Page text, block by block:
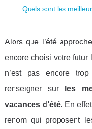
Quels sont les
Alors que l’été
encore choisi votre futur
n’est pas encore
renseigner sur
les
vacances d’été. En
renom qui proposent